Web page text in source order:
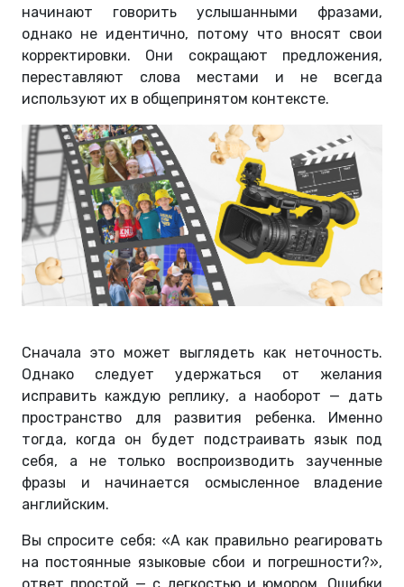
начинают говорить услышанными фразами,
однако не идентично, потому что вносят свои
корректировки. Они сокращают предложения,
переставляют слова местами и не всегда
используют их в общепринятом контексте.
Сначала это может выглядеть как неточность.
Однако следует удержаться от желания
исправить каждую реплику, а наоборот — дать
пространство для развития ребенка. Именно
тогда, когда он будет подстраивать язык под
себя, а не только воспроизводить заученные
фразы и начинается осмысленное владение
английским.
Вы спросите себя: «А как правильно реагировать
на постоянные языковые сбои и погрешности?»,